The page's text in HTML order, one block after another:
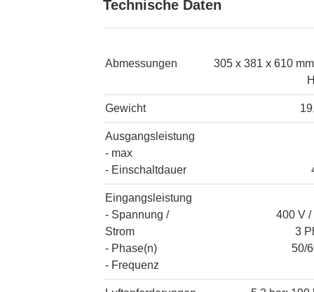
Technische Daten
Abmessungen
305 x 381 x 610
Gewicht
Ausgangsleistung
- max
- Einschaltdauer
Eingangsleistung
- Spannung /
Strom
- Phase(n)
- Frequenz
400 V /
3
50/